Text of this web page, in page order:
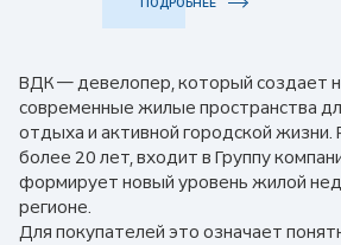
ВДК — девелопер, который создает
современные жилые пространства
отдыха и активной городской жизни.
более 20 лет, входит в Группу
формирует новый уровень жилой
регионе.
Для покупателей это означает